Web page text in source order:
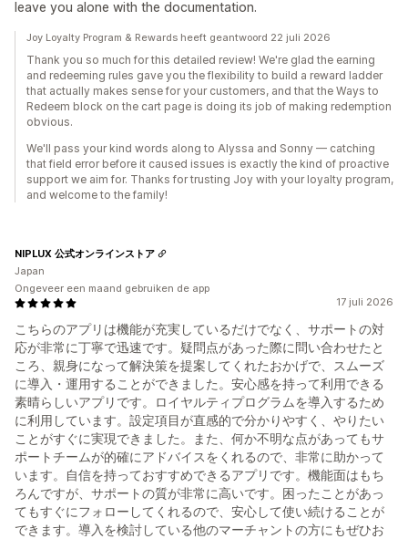
leave you alone with the documentation.
Joy Loyalty Program & Rewards heeft geantwoord 22 juli 2026
Thank you so much for this detailed review! We're glad the earning
and redeeming rules gave you the flexibility to build a reward ladder
that actually makes sense for your customers, and that the Ways to
Redeem block on the cart page is doing its job of making redemption
obvious.
We'll pass your kind words along to Alyssa and Sonny — catching
that field error before it caused issues is exactly the kind of proactive
support we aim for. Thanks for trusting Joy with your loyalty program,
and welcome to the family!
17 juli 2026
こちらのアプリは機能が充実しているだけでなく、サポートの対
応が非常に丁寧で迅速です。疑問点があった際に問い合わせたと
ころ、親身になって解決策を提案してくれたおかげで、スムーズ
に導入・運用することができました。安心感を持って利用できる
素晴らしいアプリです。ロイヤルティプログラムを導入するため
に利用しています。設定項目が直感的で分かりやすく、やりたい
ことがすぐに実現できました。また、何か不明な点があってもサ
ポートチームが的確にアドバイスをくれるので、非常に助かって
います。自信を持っておすすめできるアプリです。機能面はもち
ろんですが、サポートの質が非常に高いです。困ったことがあっ
てもすぐにフォローしてくれるので、安心して使い続けることが
できます。導入を検討している他のマーチャントの方にもぜひお
NIPLUX 公式オンラインストア
Japan
Ongeveer een maand gebruiken de app